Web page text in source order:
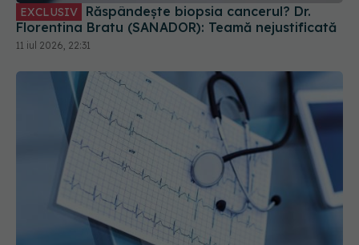
EXCLUSIV
Florentina Bratu (SANADOR): Teamă nejustificată
11 iul 2026, 22:31